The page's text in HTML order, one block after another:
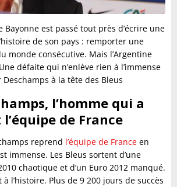
Bayonne est passé tout près d’écrire une
de son pays : remporter une
monde consécutive. Mais l’Argentine
défaite qui n’enlève rien à l’immense
à la tête des Bleus
l’homme qui a
de France
reprend l’équipe de France en
immense. Les Bleus sortent d’une
chaotique et d’un Euro 2012 manqué.
l’histoire. Plus de 9 200 jours de succès